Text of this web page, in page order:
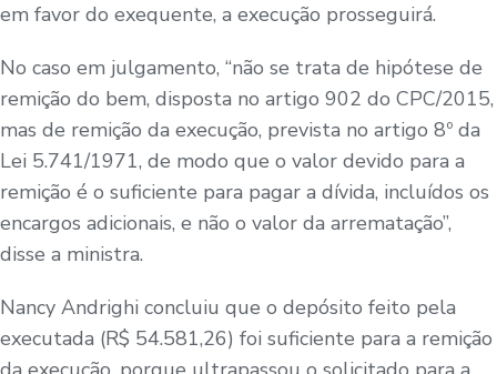
em favor do exequente, a execução prosseguirá.
No caso em julgamento, “não se trata de hipótese de
remição do bem, disposta no artigo 902 do CPC/2015,
mas de remição da execução, prevista no artigo 8º da
Lei 5.741/1971, de modo que o valor devido para a
remição é o suficiente para pagar a dívida, incluídos os
encargos adicionais, e não o valor da arrematação”,
disse a ministra.
Nancy Andrighi concluiu que o depósito feito pela
executada (R$ 54.581,26) foi suficiente para a remição